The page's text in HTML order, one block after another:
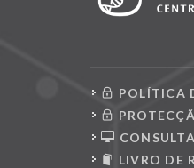
POLÍTICA
LIVRO DE